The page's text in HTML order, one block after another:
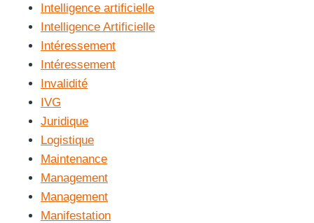
Intelligence artificielle
Intelligence Artificielle
Intéressement
Intéressement
Invalidité
IVG
Juridique
Logistique
Maintenance
Management
Management
Manifestation